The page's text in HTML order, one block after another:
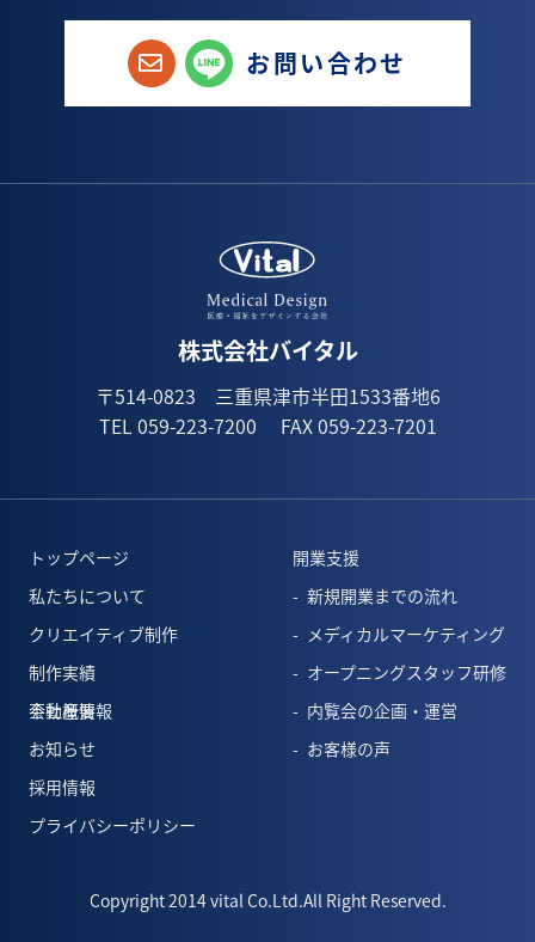
お問い合わせ
株式会社バイタル
〒514-0823 三重県津市半田1533番地6
TEL 059-223-7200 FAX 059-223-7201
トップページ
私たちについて
クリエイティブ制作
制作実績
会社概要
開業支援
新規開業までの流れ
メディカルマーケティング
オープニングスタッフ研修
内覧会の企画・運営
お客様の声
不動産情報
お知らせ
採用情報
プライバシーポリシー
Copyright 2014 vital Co.Ltd.All Right Reserved.